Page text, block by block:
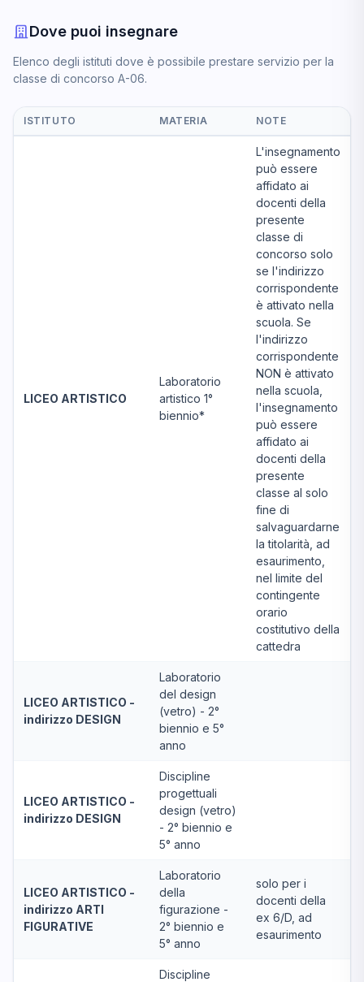
Dove puoi insegnare
Elenco degli istituti dove è possibile prestare servizio per la
classe di concorso A-06.
ISTITUTO MATERIA NOTE
LICEO ARTISTICO
Laboratorio
artistico 1°
biennio*
L'insegnamento
può essere
affidato ai
docenti della
presente
classe di
concorso solo
se l'indirizzo
corrispondente
è attivato nella
scuola. Se
l'indirizzo
corrispondente
NON è attivato
nella scuola,
l'insegnamento
può essere
affidato ai
docenti della
presente
classe al solo
fine di
salvaguardarne
la titolarità, ad
esaurimento,
nel limite del
contingente
orario
costitutivo della
cattedra
LICEO ARTISTICO -
indirizzo DESIGN
Laboratorio
del design
(vetro) - 2°
biennio e 5°
anno
LICEO ARTISTICO -
indirizzo DESIGN
Discipline
progettuali
design (vetro)
- 2° biennio e
5° anno
LICEO ARTISTICO -
indirizzo ARTI
FIGURATIVE
Laboratorio
della
figurazione -
2° biennio e
5° anno
solo per i
docenti della
ex 6/D, ad
esaurimento
Discipline